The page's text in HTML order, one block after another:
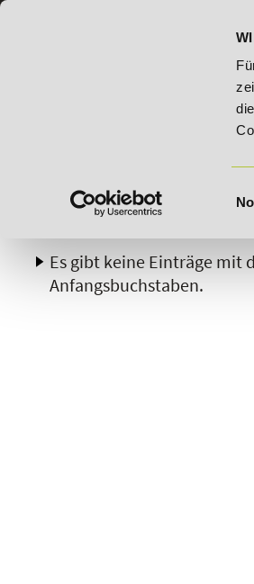
20%
B C
Es gibt keine Einträge mit
Anfangsbuchstaben.